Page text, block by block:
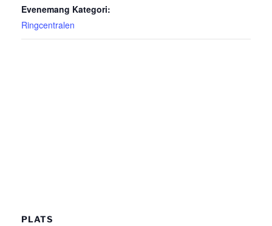
Evenemang Kategori:
Ringcentralen
PLATS